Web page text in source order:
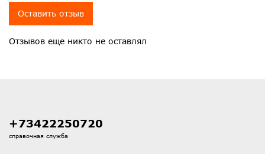
Отзывов еще никто не оставлял
Оставить отзыв
+73422250720
справочная служба